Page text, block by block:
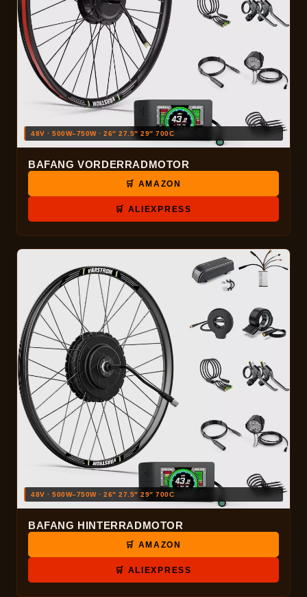
48V · 500W–750W · 26″ 27.5″ 29″ 700C
BAFANG VORDERRADMOTOR
🛒 AMAZON
🛒 ALIEXPRESS
48V · 500W–750W · 26″ 27.5″ 29″ 700C
BAFANG HINTERRADMOTOR
🛒 AMAZON
🛒 ALIEXPRESS